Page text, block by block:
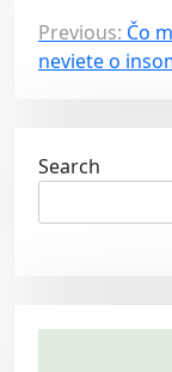
P
o
n
a
g
Previous: Čo
neviete o
Search